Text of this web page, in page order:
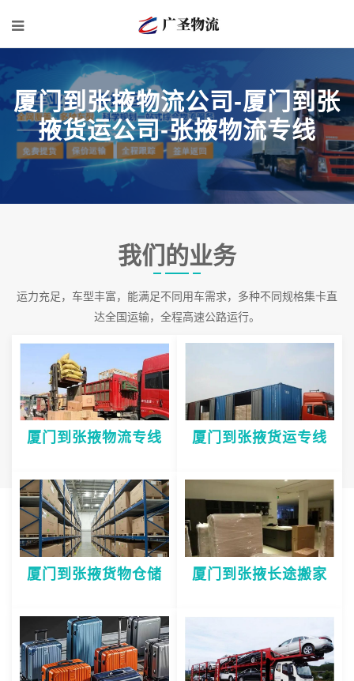
厦门到张掖物流公司-厦门到张
掖货运公司-张掖物流专线
我们的业务
运力充足，车型丰富，能满足不同用车需求，多种不同规格集卡直
达全国运输，全程高速公路运行。
厦门到张掖物流专线 厦门到张掖货运专线
厦门到张掖货物仓储 厦门到张掖长途搬家